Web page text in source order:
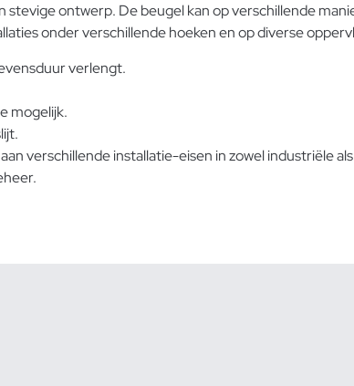
ontwerp. De beugel kan op verschillende
onder verschillende hoeken en op diverse
verlengt.
mogelijk.
verschillende installatie-eisen in zowel industriële